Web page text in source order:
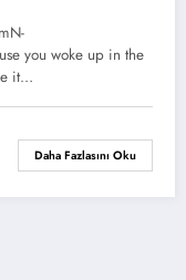
you woke up in the
it…
Daha Fazlasını Oku